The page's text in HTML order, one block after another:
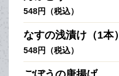
548円（税込）
なすの浅漬け（1本）
548円（税込）